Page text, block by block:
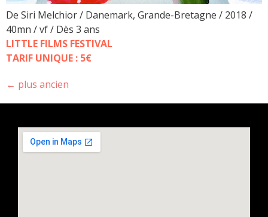
De Siri Melchior / Danemark, Grande-Bretagne / 2018 /
40mn / vf / Dès 3 ans
LITTLE FILMS FESTIVAL
TARIF UNIQUE : 5€
← plus ancien